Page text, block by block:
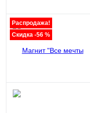
Распродажа!
Скидка -56 %